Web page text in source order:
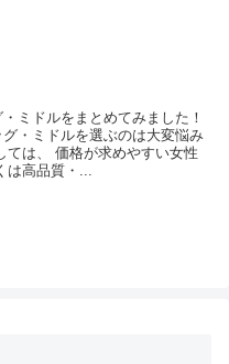
ミドルをまとめてみました！
・ミドルを選ぶのは大変悩み
ては、 価格が求めやすい女性
高品質・...